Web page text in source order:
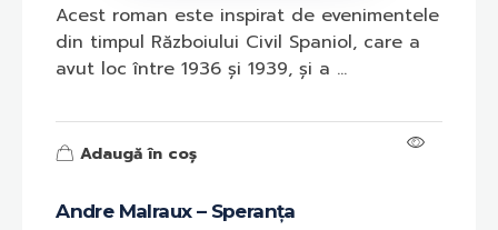
Andre Malraux – Speranța
Acest roman este inspirat de evenimentele
din timpul Războiului Civil Spaniol, care a
avut loc între 1936 și 1939, și a ...
Adaugă în coș